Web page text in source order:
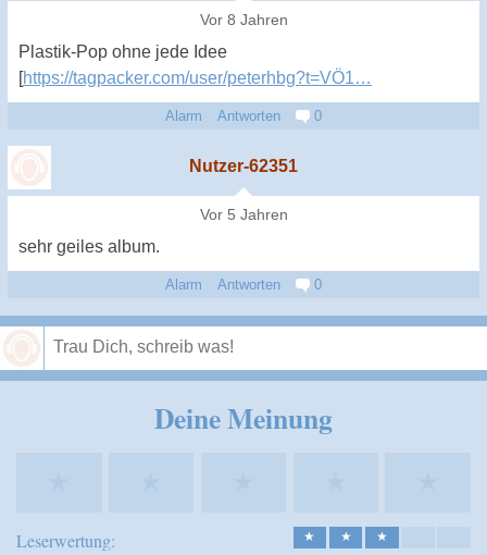
Vor 8 Jahren
Plastik-Pop ohne jede Idee
[https://tagpacker.com/user/peterhbg?t=VÖ1…
Alarm Antworten 0
Nutzer-62351
Vor 5 Jahren
sehr geiles album.
Alarm Antworten 0
Deine Meinung
Leserwertung: ★ ★ ★